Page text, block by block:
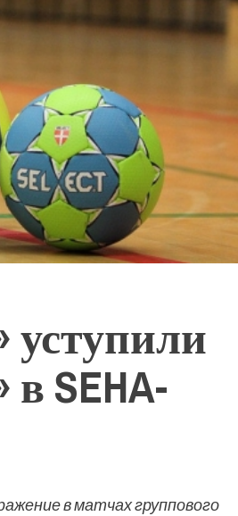
уступили
SEHA-
в матчах группового